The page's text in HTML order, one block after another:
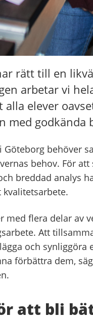
rätt till en
arbetar vi
elever
med godkända
Göteborg behöver
nas behov. För
breddad analys
med flera delar av
Att
och synliggöra
förbättra dem,
att bli